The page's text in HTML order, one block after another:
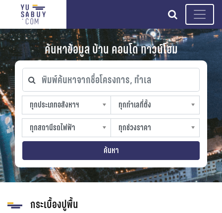
search
ค้นหาข้อมูล บ้าน คอนโด ทาวน์โฮม
พิมพ์ค้นหาจากชื่อโครงการ, ทำเล
ทุกประเภทอสังหาฯ
ทุกประเภทอสังหาฯ
sproperty
ทุกทำเลที่ตั้ง
ทุกทำเลที่ตั้ง
slocation
ทุกสถานีรถไฟฟ้า
ทุกสถานีรถไฟฟ้า
strain-station
ทุกช่วงราคา
ทุกช่วงราคา
sprice
ค้นหา
กระเบื้องปูพื้น